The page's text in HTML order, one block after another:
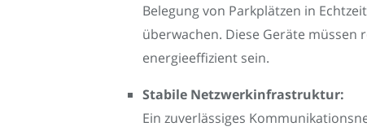
Belegung von Parkplätzen in
überwachen. Diese Geräte müssen
energieeffizient sein.
Stabile Netzwerkinfrastruktur:
Ein zuverlässiges